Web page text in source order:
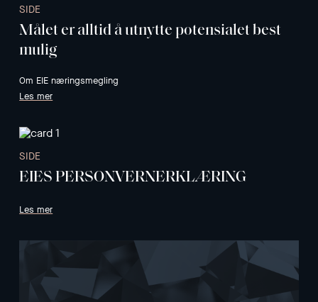
SIDE
Målet er alltid å utnytte potensialet best
mulig
Om EIE næringsmegling
Les mer
SIDE
EIES PERSONVERNERKLÆRING
Les mer